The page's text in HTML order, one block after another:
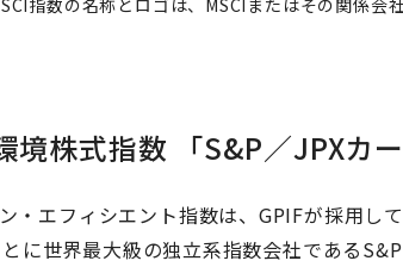
指数の名称とロゴは、MSCIまたはその関係会
境株式指数 「S&P／JPXカ
・エフィシエント指数は、GPIFが採用
に世界最大級の独立系指数会社である